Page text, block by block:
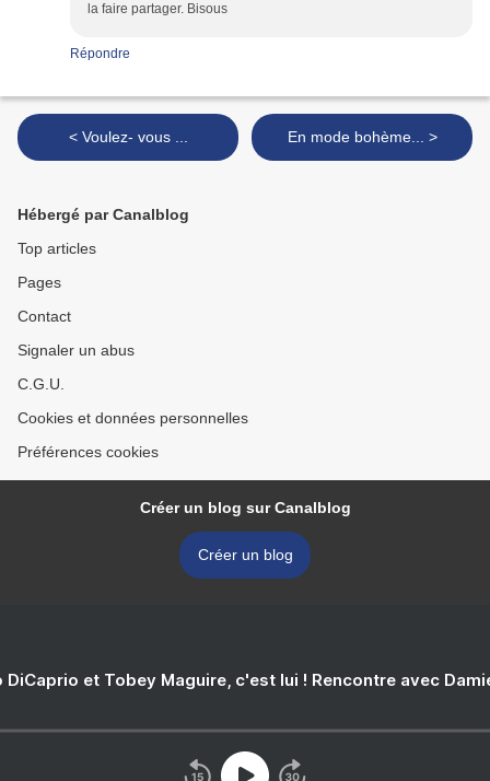
la faire partager. Bisous
Répondre
< Voulez- vous ... En mode bohème... >
Hébergé par Canalblog
Top articles
Pages
Contact
Signaler un abus
C.G.U.
Cookies et données personnelles
Préférences cookies
Créer un blog sur Canalblog
Créer un blog
DiCaprio et Tobey Maguire, c'est lui ! Rencontre avec